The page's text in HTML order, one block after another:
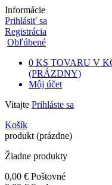
Informácie
Prihlásiť sa
Registrácia
Obľúbené
0 KS TOVARU V
(PRÁZDNY)
Môj účet
Vitajte Prihláste sa
Košík
produkt (prázdne)
Žiadne produkty
0,00 € Poštovné